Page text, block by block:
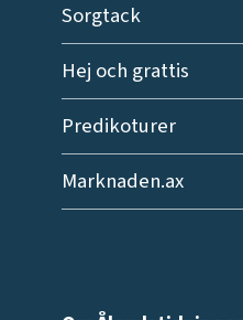
Sorgtack
Hej och grattis
Predikoturer
Marknaden.ax